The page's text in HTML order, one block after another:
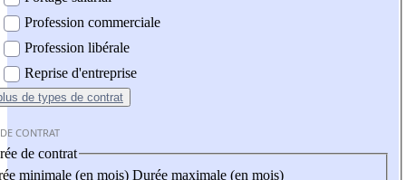
Profession commerciale
Profession libérale
Reprise d'entreprise
de types de contrat
CONTRAT
de contrat
minimale (en mois) Durée maximale (en mois)